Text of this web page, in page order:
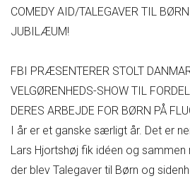
COMEDY AID/TALEGAVER TIL
JUBILÆUM​​​​​​​!
FBI PRÆSENTERER STOLT
VELGØRENHEDS-SHOW TIL
DERES ARBEJDE FOR BØRN PÅ
I år er et ganske særligt år. Det er
Lars Hjortshøj fik idéen og
der blev Talegaver til Børn og